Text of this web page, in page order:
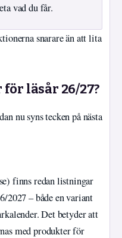
vad du får.
snarare än att lita
läsår 26/27?
nu syns tecken på nästa
finns redan listningar
2027 – både en variant
Det betyder att
med produkter för